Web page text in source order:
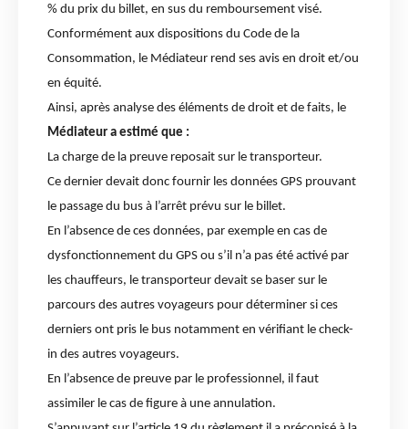
% du prix du billet, en sus du remboursement visé.
Conformément aux dispositions du Code de la
Consommation, le Médiateur rend ses avis en droit et/ou
en équité.
Ainsi, après analyse des éléments de droit et de faits, le
Médiateur a estimé que :
La charge de la preuve reposait sur le transporteur.
Ce dernier devait donc fournir les données GPS prouvant
le passage du bus à l’arrêt prévu sur le billet.
En l’absence de ces données, par exemple en cas de
dysfonctionnement du GPS ou s’il n’a pas été activé par
les chauffeurs, le transporteur devait se baser sur le
parcours des autres voyageurs pour déterminer si ces
derniers ont pris le bus notamment en vérifiant le check-
in des autres voyageurs.
En l’absence de preuve par le professionnel, il faut
assimiler le cas de figure à une annulation.